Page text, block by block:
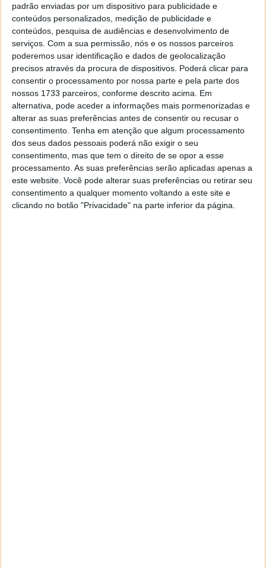
padrão enviadas por um dispositivo para publicidade e
conteúdos personalizados, medição de publicidade e
conteúdos, pesquisa de audiências e desenvolvimento de
serviços. Com a sua permissão, nós e os nossos parceiros
poderemos usar identificação e dados de geolocalização
precisos através da procura de dispositivos. Poderá clicar para
consentir o processamento por nossa parte e pela parte dos
nossos 1733 parceiros, conforme descrito acima. Em
alternativa, pode aceder a informações mais pormenorizadas e
alterar as suas preferências antes de consentir ou recusar o
consentimento. Tenha em atenção que algum processamento
dos seus dados pessoais poderá não exigir o seu
consentimento, mas que tem o direito de se opor a esse
processamento. As suas preferências serão aplicadas apenas a
este website. Você pode alterar suas preferências ou retirar seu
consentimento a qualquer momento voltando a este site e
clicando no botão "Privacidade" na parte inferior da página.
Actualização
Notícia actualizada e corrigida às 23:30.
Este artigo tem mais de um ano
Acompanhe o Pplware no Google Notícias
Proponha uma correção, faça uma sugestão
Autor:Marisa Pinto